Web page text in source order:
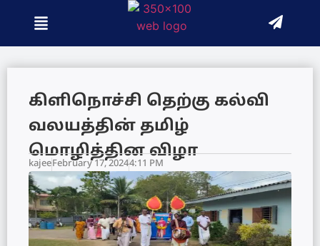
கிளிநொச்சி தெற்கு கல்வி
வலயத்தின் தமிழ்
மொழித்தின விழா
kajeeFebruary 17, 20244:11 PM